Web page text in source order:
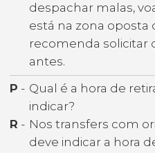
despachar malas,
está na zona oposta
recomenda solicitar
antes.
P - Qual é a hora de
indicar?
R - Nos transfers com
deve indicar a hora